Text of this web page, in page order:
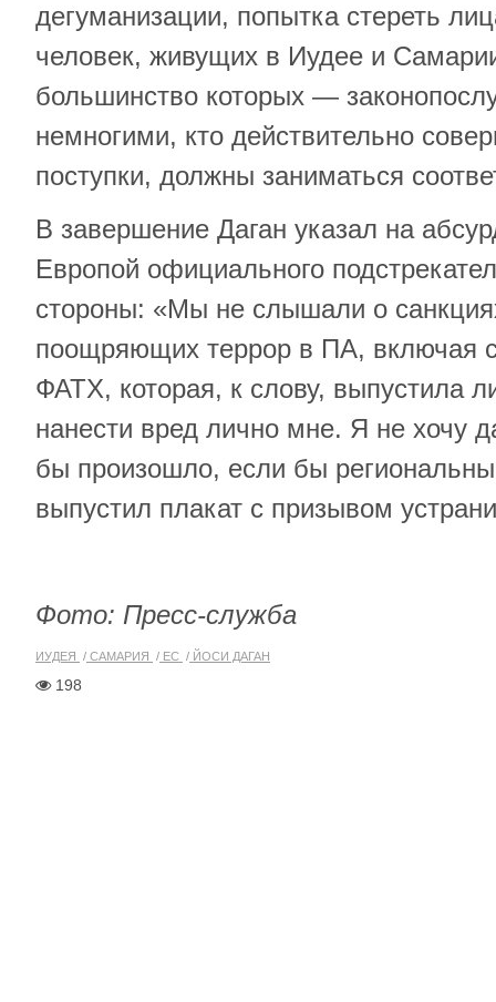
дегуманизации, попытка стереть
человек, живущих в Иудее и
большинство которых —
немногими, кто действительно
поступки, должны заниматься
В завершение Даган указал на
Европой официального
стороны: «Мы не слышали о
поощряющих террор в ПА, включая
ФАТХ, которая, к слову, выпустила
нанести вред лично мне. Я не хочу
бы произошло, если бы
выпустил плакат с призывом
Фото: Пресс-служба
ИУДЕЯ САМАРИЯ ЕС ЙОСИ ДАГАН
198